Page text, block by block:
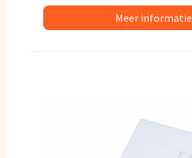
Meer informatie